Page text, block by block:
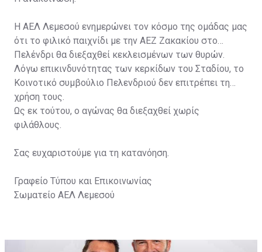
Η ΑΕΛ Λεμεσού ενημερώνει τον κόσμο της ομάδας μας
ότι το φιλικό παιχνίδι με την ΑΕΖ Ζακακίου στο
Πελένδρι θα διεξαχθεί κεκλεισμένων των θυρών.
Λόγω επικινδυνότητας των κερκίδων του Σταδίου, το
Κοινοτικό συμβούλιο Πελενδριού δεν επιτρέπει τη
χρήση τους.
Ως εκ τούτου, ο αγώνας θα διεξαχθεί χωρίς
φιλάθλους.
Σας ευχαριστούμε για τη κατανόηση.
Γραφείο Τύπου και Επικοινωνίας
Σωματείο ΑΕΛ Λεμεσού